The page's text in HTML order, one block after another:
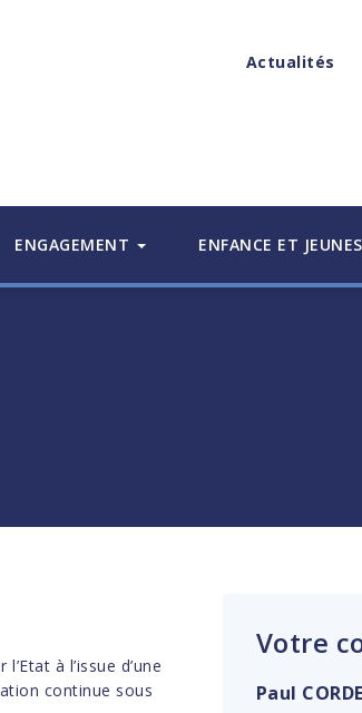
Actualités
ENGAGEMENT ENFANCE ET
à l’issue d’une
continue sous
Votre
Paul